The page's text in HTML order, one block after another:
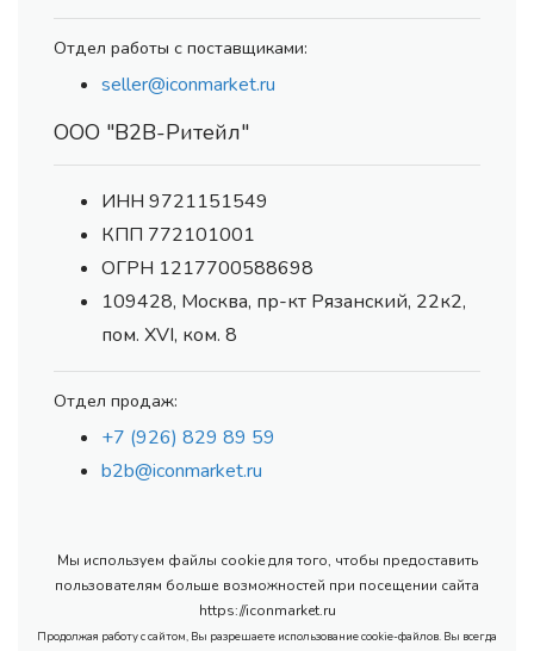
Отдел работы с поставщиками:
seller@iconmarket.ru
ООО "В2В-Ритейл"
ИНН 9721151549
КПП 772101001
ОГРН 1217700588698
109428, Москва, пр-кт Рязанский, 22к2,
пом. XVI, ком. 8
Отдел продаж:
+7 (926) 829 89 59
b2b@iconmarket.ru
Мы используем файлы cookie для того, чтобы предоставить
пользователям больше возможностей при посещении сайта
https://iconmarket.ru
Продолжая работу с сайтом, Вы разрешаете использование cookie-файлов. Вы всегда